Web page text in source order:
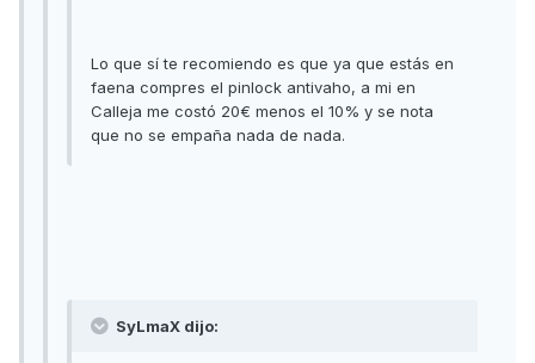
Lo que sí te recomiendo es que ya que estás en
faena compres el pinlock antivaho, a mi en
Calleja me costó 20€ menos el 10% y se nota
que no se empaña nada de nada.
SyLmaX dijo: